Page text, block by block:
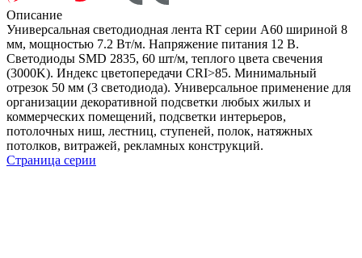
Описание
Универсальная светодиодная лента RT серии A60 шириной 8
мм, мощностью 7.2 Вт/м. Напряжение питания 12 В.
Светодиоды SMD 2835, 60 шт/м, теплого цвета свечения
(3000K). Индекс цветопередачи CRI>85. Минимальный
отрезок 50 мм (3 светодиода). Универсальное применение для
организации декоративной подсветки любых жилых и
коммерческих помещений, подсветки интерьеров,
потолочных ниш, лестниц, ступеней, полок, натяжных
потолков, витражей, рекламных конструкций.
Страница серии